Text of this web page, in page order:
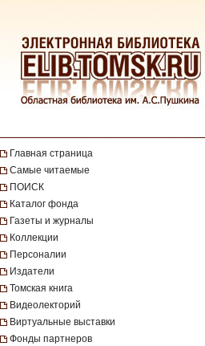
Главная страница
Самые читаемые
ПОИСК
Каталог фонда
Газеты и журналы
Коллекции
Персоналии
Издатели
Томская книга
Видеолекторий
Виртуальные выставки
Фонды партнеров